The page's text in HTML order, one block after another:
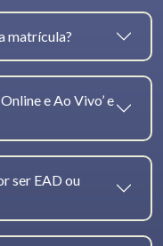
matrícula?
e Ao Vivo’ e
ser EAD ou